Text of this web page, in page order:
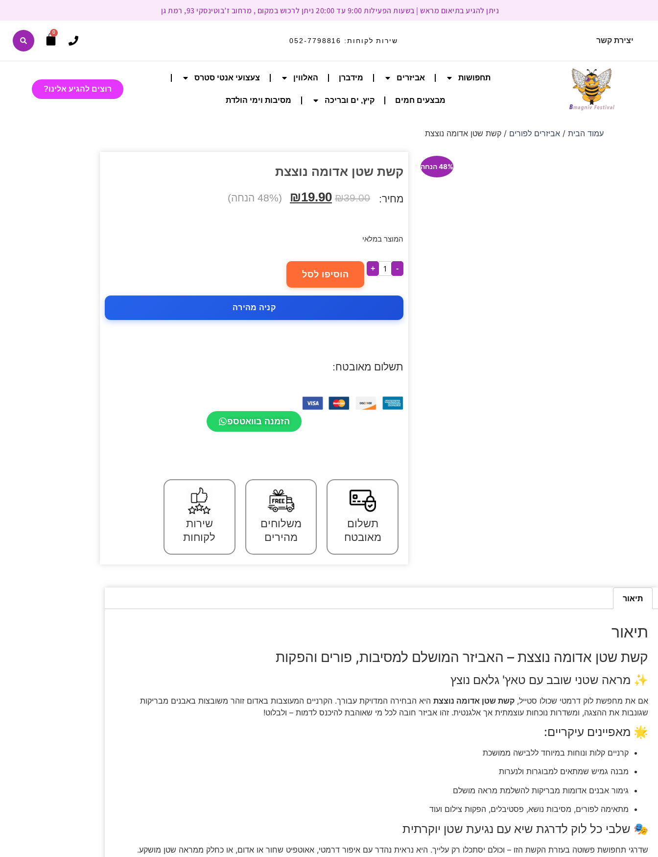
ניתן להגיע בתיאום מראש | בשעות הפעילות 9:00 עד 20:00 ניתן לרכוש במקום , מרחוב ז’בוטינסקי 93, רמת גן
יצירת קשר שירות לקוחות: 052-7798816
0
תחפושות אביזרים מידברן האלווין צעצועי אנטי סטרס
מבצעים חמים קיץ, ים ובריכה מסיבות וימי הולדת
רוצים להגיע אלינו?
עמוד הבית/ אביזרים לפורים / קשת שטן אדומה נוצצת
48% הנחה קשת שטן אדומה נוצצת
מחיר: ₪39.00
₪19.90 (48% הנחה)
המוצר במלאי
-
+
הוסיפו לסל
קניה מהירה
תשלום מאובטח:
הזמנה בוואטספ
תשלום
מאובטח
משלוחים
מהירים
שירות
לקוחות
תיאור
תיאור
קשת שטן אדומה נוצצת – האביזר המושלם למסיבות, פורים והפקות
✨ מראה שטני שובב עם טאץ' גלאם נוצץ
אם את מחפשת לוק דרמטי שכולו סטייל, קשת שטן אדומה נוצצת היא הבחירה המדויקת עבורך. הקרניים המעוצבות באדום זוהר משובצות באבנים מבריקות
שגונבות את ההצגה, ומשדרות נוכחות עוצמתית אך אלגנטית. זהו אביזר חובה לכל מי שאוהבת להיכנס לדמות – ולבלוט!
🌟 מאפיינים עיקריים:
קרניים קלות ונוחות במיוחד ללבישה ממושכת
מבנה גמיש שמתאים למבוגרות ולנערות
גימור אבנים אדומות מבריקות להשלמת מראה מושלם
מתאימה לפורים, מסיבות נושא, פסטיבלים, הפקות צילום ועוד
🎭 שלבי כל לוק לדרגת שיא עם נגיעת שטן יוקרתית
שדרגי תחפושת פשוטה בעזרת הקשת הזו – וכולם יסתכלו רק עלייך. היא נראית נהדר עם איפור דרמטי, אאוטפיט שחור או אדום, או כחלק ממראה שטן מושקע.